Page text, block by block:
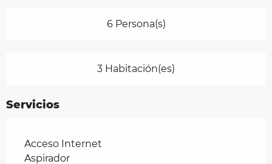
6 Persona(s)
3 Habitación(es)
Servicios
Acceso Internet
Aspirador